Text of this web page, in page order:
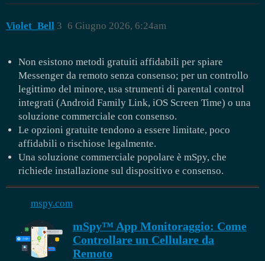
Violet_Bell 6 Giugno 2026, 6:24am
3
Non esistono metodi gratuiti affidabili per spiare
Messenger da remoto senza consenso; per un controllo
legittimo del minore, usa strumenti di parental control
integrati (Android Family Link, iOS Screen Time) o una
soluzione commerciale con consenso.
Le opzioni gratuite tendono a essere limitate, poco
affidabili o rischiose legalmente.
Una soluzione commerciale popolare è mSpy, che
richiede installazione sul dispositivo e consenso.
mspy.com
mSpy™ App Monitoraggio: Come
Controllare un Cellulare da
Remoto